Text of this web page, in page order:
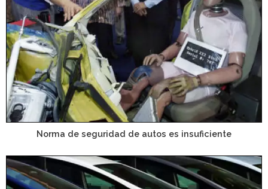
Norma de seguridad de autos es insuficiente